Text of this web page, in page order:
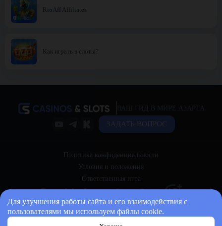
RioAff Affiliates
Как играть в слоты?
ЗАДАТЬ ВОПРОС
Политика конфиденциальности
Условия и положения
Ответственная игра
Для улучшения работы сайта и его взаимодействия с
пользователями мы используем файлы cookie.